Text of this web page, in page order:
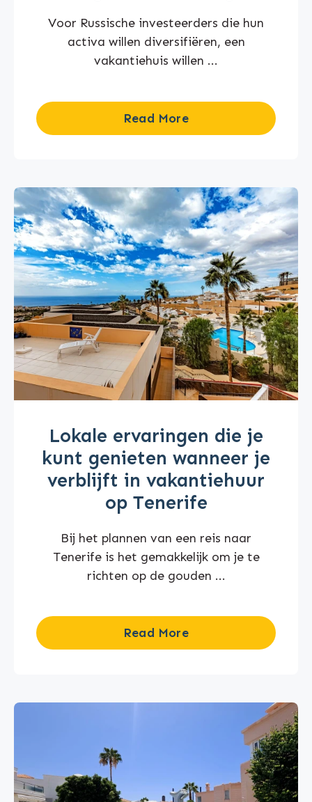
Voor Russische investeerders die hun
activa willen diversifiëren, een
vakantiehuis willen ...
Read More
Lokale ervaringen die je
kunt genieten wanneer je
verblijft in vakantiehuur
op Tenerife
Bij het plannen van een reis naar
Tenerife is het gemakkelijk om je te
richten op de gouden ...
Read More